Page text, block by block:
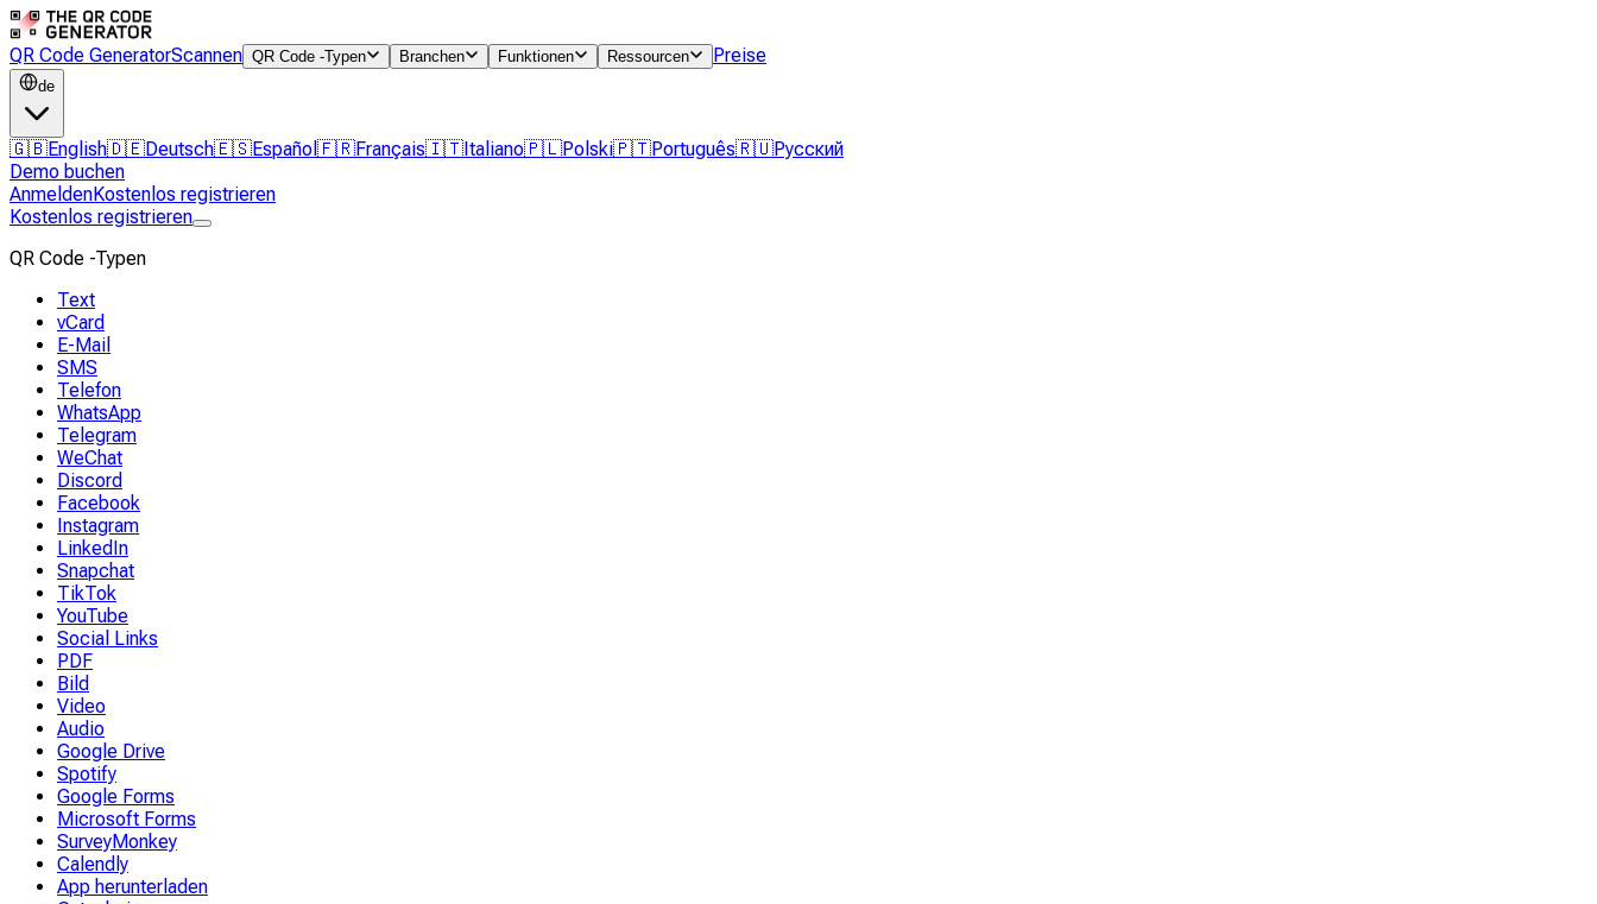
QR Code GeneratorScannen QR Code -Typen Branchen Funktionen Ressourcen Preise
de
🇬🇧English🇩🇪Deutsch🇪🇸Español 🇫🇷Français🇮🇹Italiano🇵🇱Polski🇵🇹Português🇷🇺Русский
Demo buchen
AnmeldenKostenlos registrieren
Kostenlos registrieren
QR Code -Typen
Text
vCard
E-Mail
SMS
Telefon
WhatsApp
Telegram
WeChat
Discord
Facebook
Instagram
LinkedIn
Snapchat
TikTok
YouTube
Social Links
PDF
Bild
Video
Audio
Google Drive
Spotify
Google Forms
Microsoft Forms
SurveyMonkey
Calendly
App herunterladen